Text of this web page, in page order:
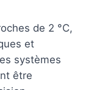
de 2 °C,
et
systèmes
être